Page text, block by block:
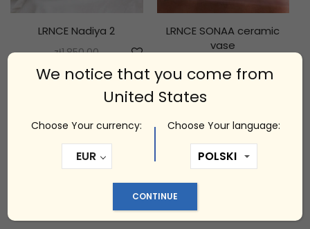
LRNCE Nadiya 2
zł1,850.00
LRNCE SONAA ceramic
vase
1,150.00
We notice that you come from
United States
Choose Your currency:
EUR
Choose Your language:
CONTINUE